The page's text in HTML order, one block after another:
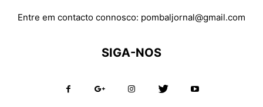
Entre em contacto connosco: pombaljornal@gmail.com
SIGA-NOS